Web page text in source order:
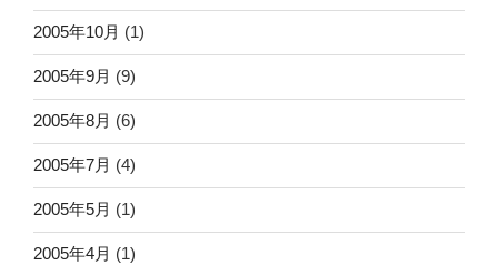
2005年10月 (1)
2005年9月 (9)
2005年8月 (6)
2005年7月 (4)
2005年5月 (1)
2005年4月 (1)